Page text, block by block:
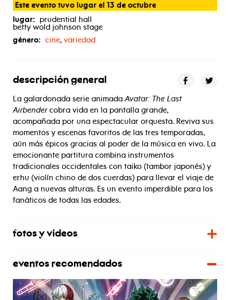
Este evento tuvo lugar el 13 de octubre
lugar: prudential hall
betty wold johnson stage
género: cine, variedad
descripción general
La galardonada serie animadaAvatar: The Last
Airbendercobra vida en la pantalla grande,
acompañada por una espectacular orquesta. Reviva sus
momentos y escenas favoritos de las tres temporadas,
aún más épicos gracias al poder de la música en vivo. La
emocionante partitura combina instrumentos
tradicionales occidentales con taiko (tambor japonés) y
erhu (violín chino de dos cuerdas) para llevar el viaje de
Aang a nuevas alturas. Es un evento imperdible para los
fanáticos de todas las edades.
fotos y videos
eventos recomendados